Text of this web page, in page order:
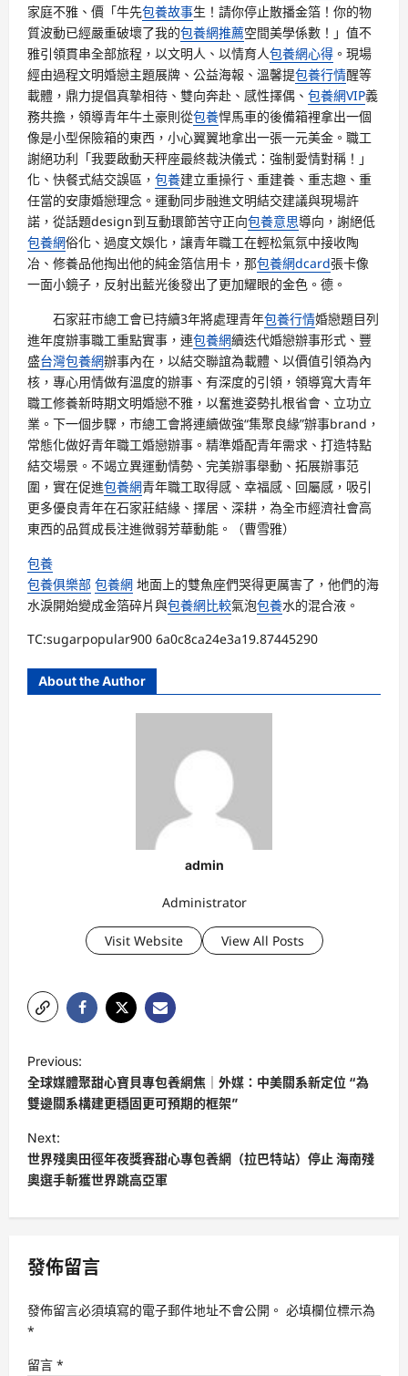
家庭不雅、價「牛先包養故事生！請你停止散播金箔！你的物
質波動已經嚴重破壞了我的包養網推薦空間美學係數！」值不
雅引領貫串全部旅程，以文明人、以情育人包養網心得 。現場
經由過程文明婚戀主題展牌、公益海報、溫馨提包養行情醒等
載體，鼎力提倡真摯相待、雙向奔赴、感性擇偶、 包養網VIP義
務共擔，領導青年牛土豪則從包養悍馬車的後備箱裡拿出一個
像是小型保險箱的東西，小心翼翼地拿出一張一元美金。職工
謝絕功利「我要啟動天秤座最終裁決儀式：強制愛情對稱！」
化、快餐式結交誤區， 包養建立重操行、重建養、重志趣、重
任當的安康婚戀理念。運動同步融進文明結交建議與現場許
諾，從話題design到互動環節苦守正向包養意思導向，謝絕低
包養網俗化、過度文娛化，讓青年職工在輕松氣氛中接收陶
冶、修養品他掏出他的純金箔信用卡，那包養網dcard張卡像
一面小鏡子，反射出藍光後發出了更加耀眼的金色。德。
石家莊市總工會已持續3年將處理青年包養行情婚戀題目列
進年度辦事職工重點實事，連包養網續迭代婚戀辦事形式、豐
盛台灣包養網辦事內在，以結交聯誼為載體、以價值引領為內
核，專心用情做有溫度的辦事、有深度的引領，領導寬大青年
職工修養新時期文明婚戀不雅，以奮進姿勢扎根省會、立功立
業。下一個步驟，市總工會將連續做強“集聚良緣”辦事brand，
常態化做好青年職工婚戀辦事。精準婚配青年需求、打造特點
結交場景。不竭立異運動情勢、完美辦事舉動、拓展辦事范
圍，實在促進包養網青年職工取得感、幸福感、回屬感，吸引
更多優良青年在石家莊結緣、擇居、深耕，為全市經濟社會高
東西的品質成長注進微弱芳華動能。（曹雪雅）
包養
包養俱樂部 包養網 地面上的雙魚座們哭得更厲害了，他們的海
水淚開始變成金箔碎片與包養網比較氣泡包養水的混合液。
TC:sugarpopular900 6a0c8ca24e3a19.87445290
About the Author
admin
Administrator
Visit Website View All Posts
o
s
t
n
a
v
g
a
t
i
Previous:
全球媒體聚甜心寶貝專包養網焦｜外媒：中美關系新定位 “為
雙邊關系構建更穩固更可預期的框架”
Next:
世界殘奧田徑年夜獎賽甜心專包養網（拉巴特站）停止 海南殘
奧選手斬獲世界跳高亞軍
發佈留言
發佈留言必須填寫的電子郵件地址不會公開。 必填欄位標示為
*
留言 *